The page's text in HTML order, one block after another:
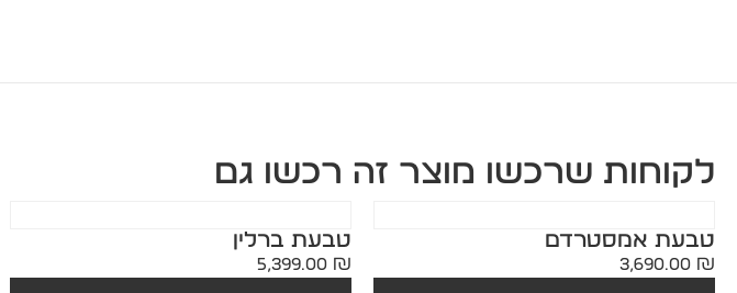
לקוחות שרכשו מוצר זה רכשו גם
טבעת אמסטרדם
3,690.00 ₪
טבעת ברלין
5,399.00 ₪